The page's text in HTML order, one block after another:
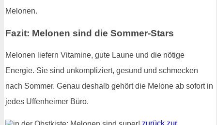
Melonen.
Fazit: Melonen sind die Sommer-Stars
Melonen liefern Vitamine, gute Laune und die nötige
Energie. Sie sind unkompliziert, gesund und schmecken
nach Sommer. Genau deshalb gehört die Melone ab sofort in
jedes Uffenheimer Büro.